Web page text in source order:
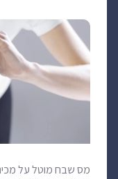
מס שבח מוטל על